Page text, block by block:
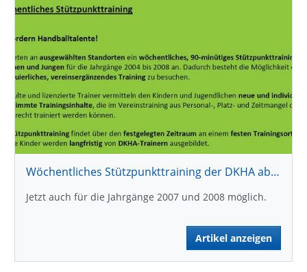
Wöchentliches Stützpunkttraining der DKHA ab September in Oeffingen
Jetzt auch für die Jahrgänge 2007 und 2008 möglich.
Artikel anzeigen